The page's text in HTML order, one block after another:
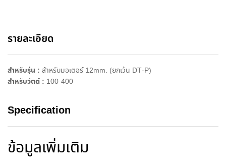
v
รายละเอียด
สำหรับรุ่น : สำหรับมอเตอร์ 12mm. (ยกเว้น DT-P)
สำหรับวัตต์ : 100-400
Specification
ข้อมูลเพิ่มเติม